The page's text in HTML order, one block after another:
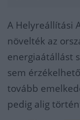
A Helyreállítási
növelték az
energiaátállást
sem
tovább
pedig alig